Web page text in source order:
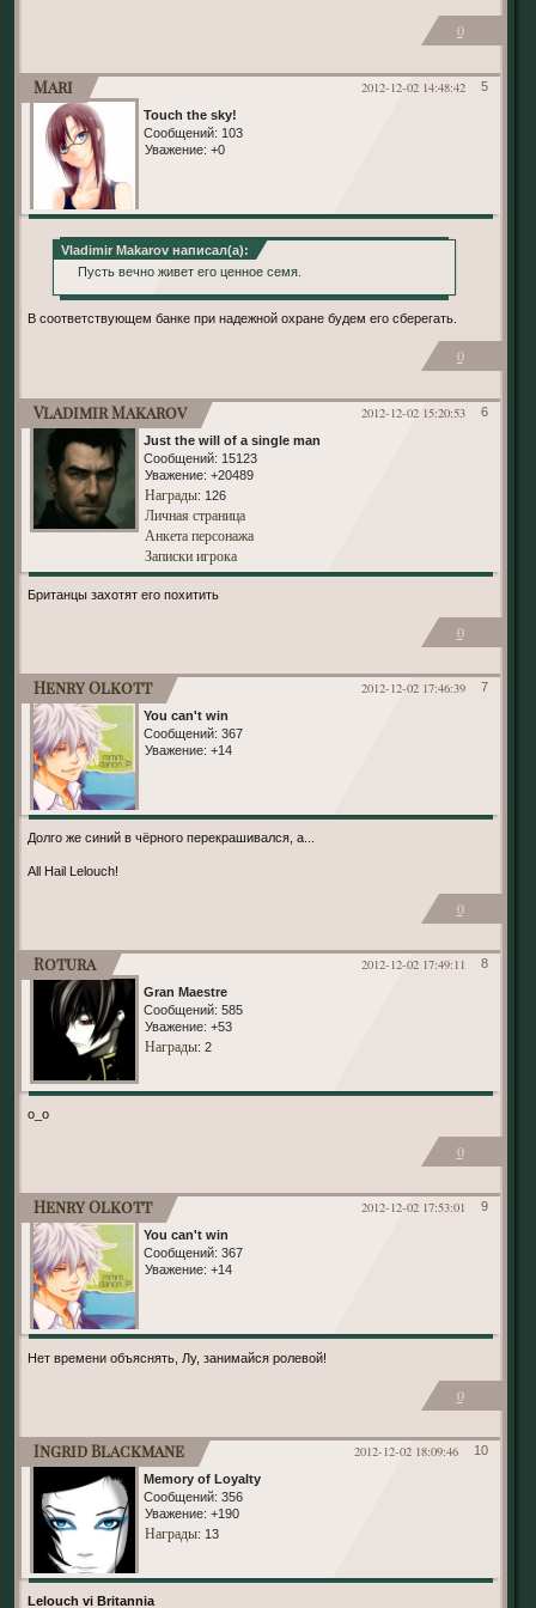
0
5
2012-12-02 14:48:42
Mari
Touch the sky!
Сообщений: 103
Уважение: +0
Vladimir Makarov написал(а):
Пусть вечно живет его ценное семя.
В соответствующем банке при надежной охране будем его сберегать.
0
6
2012-12-02 15:20:53
Vladimir Makarov
Just the will of a single man
Сообщений: 15123
Уважение: +20489
Награды: 126
Личная страница
Анкета персонажа
Записки игрока
Британцы захотят его похитить
0
7
2012-12-02 17:46:39
Henry Olkott
You can't win
Сообщений: 367
Уважение: +14
Долго же синий в чёрного перекрашивался, а...
All Hail Lelouch!
0
8
2012-12-02 17:49:11
Rotura
Gran Maestre
Сообщений: 585
Уважение: +53
Награды: 2
о_о
0
9
2012-12-02 17:53:01
Henry Olkott
You can't win
Сообщений: 367
Уважение: +14
Нет времени объяснять, Лу, занимайся ролевой!
0
10
2012-12-02 18:09:46
Ingrid Blackmane
Memory of Loyalty
Сообщений: 356
Уважение: +190
Награды: 13
Lelouch vi Britannia